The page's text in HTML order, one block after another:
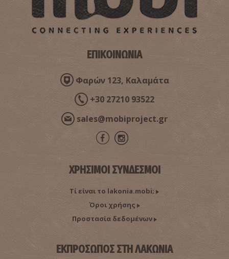
Παραλία Λιβάδια
Παραλία Μπουκάλα
~8.3Km
ΕΠΙΚΟΙΝΩΝΙΑ
Φαρών 123, Καλαμάτα
+30 27210 93522
sales@mobiproject.gr
ΧΡΗΣΙΜΟΙ ΣΥΝΔΕΣΜΟΙ
Τί είναι το lakonia.mobi;
Όροι χρήσης
Προστασία δεδομένων
ΕΚΠΡΟΣΩΠΟΣ ΣΤΗ ΛΑΚΩΝΙΑ